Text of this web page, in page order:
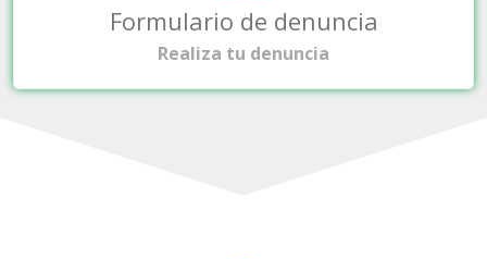
Formulario de denuncia
Realiza tu denuncia